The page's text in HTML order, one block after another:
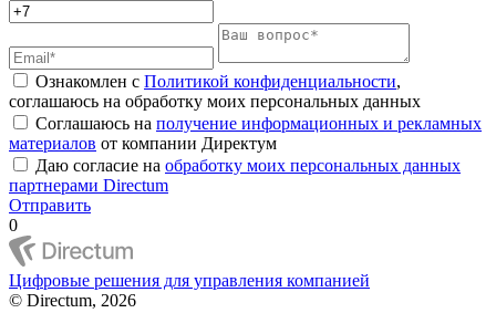
Ознакомлен с Политикой конфиденциальности,
соглашаюсь на обработку моих персональных данных
Соглашаюсь на получение информационных и рекламных
материалов от компании Директум
Даю согласие на обработку моих персональных данных
партнерами Directum
Отправить
0
Цифровые решения для управления компанией
© Directum, 2026